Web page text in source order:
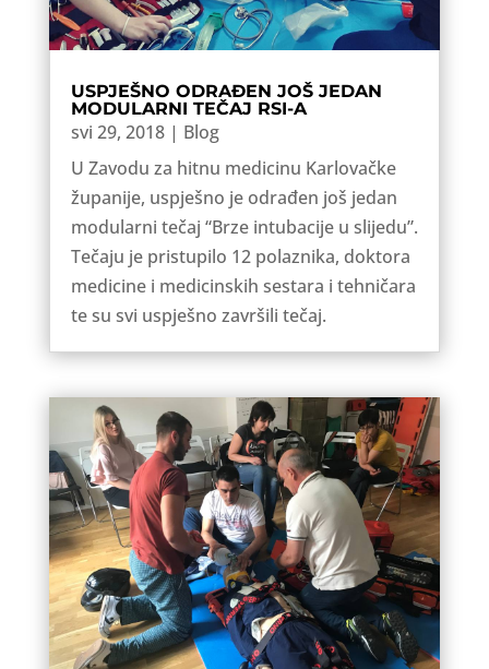
USPJEŠNO ODRAĐEN JOŠ JEDAN
MODULARNI TEČAJ RSI-A
svi 29, 2018| Blog
U Zavodu za hitnu medicinu Karlovačke
županije, uspješno je odrađen još jedan
modularni tečaj “Brze intubacije u slijedu”.
Tečaju je pristupilo 12 polaznika, doktora
medicine i medicinskih sestara i tehničara
te su svi uspješno završili tečaj.